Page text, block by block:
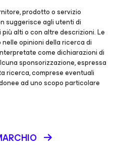
prodotto o servizio
suggerisce agli utenti di
alti o con altre descrizioni. Le
opinioni della ricerca di
come dichiarazioni di
sponsorizzazione, espressa
ricerca, comprese eventuali
ad uno scopo particolare